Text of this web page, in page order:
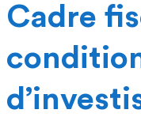
Cadre